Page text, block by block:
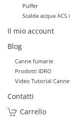
Puffer
Scalda acqua
Il mio account
Blog
Canne fumarie
Prodotti IDRO
Video Tutorial
Contatti
Carrello